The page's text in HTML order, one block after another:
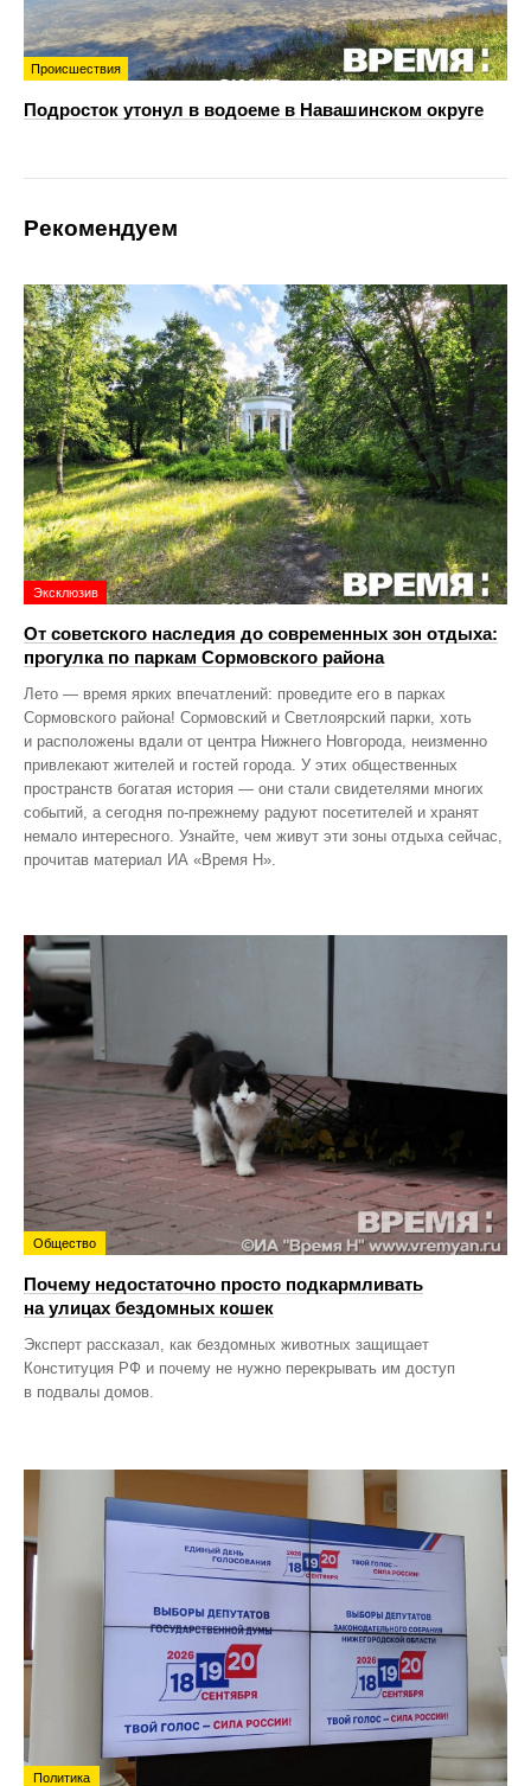
Происшествия
Подросток утонул в водоеме в Навашинском округе
Рекомендуем
Эксклюзив
От советского наследия до современных зон отдыха:
прогулка по паркам Сормовского района
Лето — время ярких впечатлений: проведите его в парках
Сормовского района! Сормовский и Светлоярский парки, хоть
и расположены вдали от центра Нижнего Новгорода, неизменно
привлекают жителей и гостей города. У этих общественных
пространств богатая история — они стали свидетелями многих
событий, а сегодня по‑прежнему радуют посетителей и хранят
немало интересного. Узнайте, чем живут эти зоны отдыха сейчас,
прочитав материал ИА «Время Н».
Общество
Почему недостаточно просто подкармливать
на улицах бездомных кошек
Эксперт рассказал, как бездомных животных защищает
Конституция РФ и почему не нужно перекрывать им доступ
в подвалы домов.
Политика